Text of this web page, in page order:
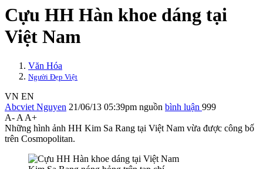
Cựu HH Hàn khoe dáng tại
Việt Nam
Văn Hóa
Người Đẹp Việt
VN EN
Abcviet Nguyen 21/06/13 05:39pm nguồn bình luận 999
A- A A+
Những hình ảnh HH Kim Sa Rang tại Việt Nam vừa được công bố
trên Cosmopolitan.